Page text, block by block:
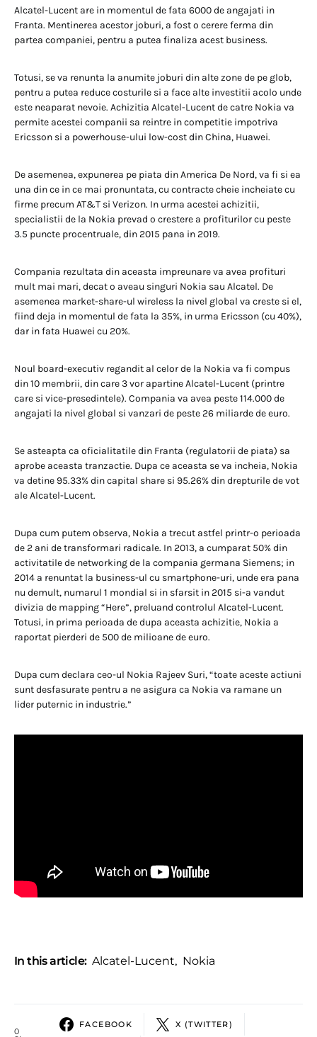
Alcatel-Lucent are in momentul de fata 6000 de angajati in
Franta. Mentinerea acestor joburi, a fost o cerere ferma din
partea companiei, pentru a putea finaliza acest business.
Totusi, se va renunta la anumite joburi din alte zone de pe glob,
pentru a putea reduce costurile si a face alte investitii acolo unde
este neaparat nevoie. Achizitia Alcatel-Lucent de catre Nokia va
permite acestei companii sa reintre in competitie impotriva
Ericsson si a powerhouse-ului low-cost din China, Huawei.
De asemenea, expunerea pe piata din America De Nord, va fi si ea
una din ce in ce mai pronuntata, cu contracte cheie incheiate cu
firme precum AT&T si Verizon. In urma acestei achizitii,
specialistii de la Nokia prevad o crestere a profiturilor cu peste
3.5 puncte procentruale, din 2015 pana in 2019.
Compania rezultata din aceasta impreunare va avea profituri
mult mai mari, decat o aveau singuri Nokia sau Alcatel. De
asemenea market-share-ul wireless la nivel global va creste si el,
fiind deja in momentul de fata la 35%, in urma Ericsson (cu 40%),
dar in fata Huawei cu 20%.
Noul board-executiv regandit al celor de la Nokia va fi compus
din 10 membrii, din care 3 vor apartine Alcatel-Lucent (printre
care si vice-presedintele). Compania va avea peste 114.000 de
angajati la nivel global si vanzari de peste 26 miliarde de euro.
Se asteapta ca oficialitatile din Franta (regulatorii de piata) sa
aprobe aceasta tranzactie. Dupa ce aceasta se va incheia, Nokia
va detine 95.33% din capital share si 95.26% din drepturile de vot
ale Alcatel-Lucent.
Dupa cum putem observa, Nokia a trecut astfel printr-o perioada
de 2 ani de transformari radicale. In 2013, a cumparat 50% din
activitatile de networking de la compania germana Siemens; in
2014 a renuntat la business-ul cu smartphone-uri, unde era pana
nu demult, numarul 1 mondial si in sfarsit in 2015 si-a vandut
divizia de mapping “Here”, preluand controlul Alcatel-Lucent.
Totusi, in prima perioada de dupa aceasta achizitie, Nokia a
raportat pierderi de 500 de milioane de euro.
Dupa cum declara ceo-ul Nokia Rajeev Suri, “toate aceste actiuni
sunt desfasurate pentru a ne asigura ca Nokia va ramane un
lider puternic in industrie.”
In this article: Alcatel-Lucent, Nokia
0
FACEBOOK X (TWITTER)